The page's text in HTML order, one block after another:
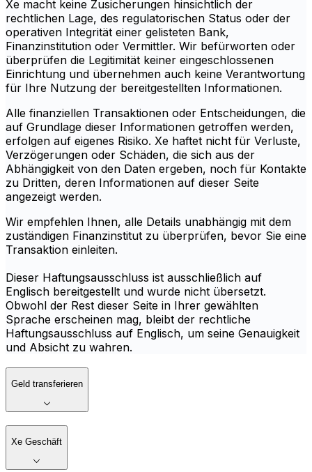
Xe macht keine Zusicherungen hinsichtlich der
rechtlichen Lage, des regulatorischen Status oder der
operativen Integrität einer gelisteten Bank,
Finanzinstitution oder Vermittler. Wir befürworten oder
überprüfen die Legitimität keiner eingeschlossenen
Einrichtung und übernehmen auch keine Verantwortung
für Ihre Nutzung der bereitgestellten Informationen.
Alle finanziellen Transaktionen oder Entscheidungen, die
auf Grundlage dieser Informationen getroffen werden,
erfolgen auf eigenes Risiko. Xe haftet nicht für Verluste,
Verzögerungen oder Schäden, die sich aus der
Abhängigkeit von den Daten ergeben, noch für Kontakte
zu Dritten, deren Informationen auf dieser Seite
angezeigt werden.
Wir empfehlen Ihnen, alle Details unabhängig mit dem
zuständigen Finanzinstitut zu überprüfen, bevor Sie eine
Transaktion einleiten.
Dieser Haftungsausschluss ist ausschließlich auf
Englisch bereitgestellt und wurde nicht übersetzt.
Obwohl der Rest dieser Seite in Ihrer gewählten
Sprache erscheinen mag, bleibt der rechtliche
Haftungsausschluss auf Englisch, um seine Genauigkeit
und Absicht zu wahren.
Geld transferieren
Xe Geschäft